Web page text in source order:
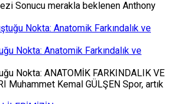
Sonucu merakla beklenen Anthony
Nokta: Anatomik Farkındalık ve
Nokta: ANATOMİK FARKINDALIK VE
Muhammet Kemal GÜLŞEN Spor, artık